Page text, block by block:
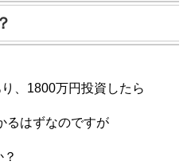
、1800万円投資したら
るはずなのですが